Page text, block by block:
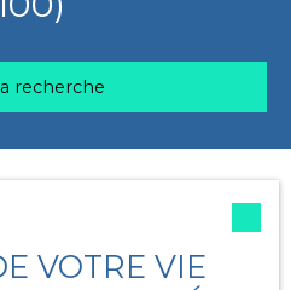
recherche
Créer une alerte
VOTRE VIE